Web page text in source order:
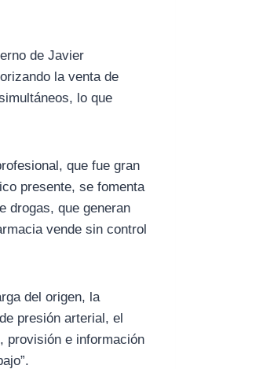
de Javier
la venta de
lo que
que fue gran
presente, se fomenta
drogas, que generan
vende sin control
del origen, la
presión arterial, el
provisión e información